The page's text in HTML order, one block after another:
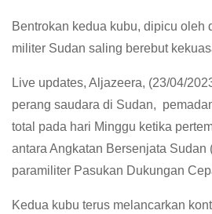
Bentrokan kedua kubu, dipicu oleh
militer Sudan saling berebut
Live updates, Aljazeera, (23/04/
perang saudara di Sudan,
total pada hari Minggu ketika
antara Angkatan Bersenjata Sudan
paramiliter Pasukan Dukungan
Kedua kubu terus melancarkan